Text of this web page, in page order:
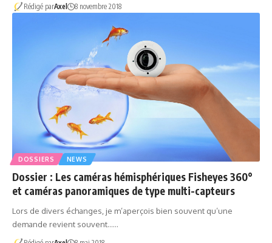
Rédigé parAxel 8 novembre 2018
DOSSIERS NEWS
Dossier : Les caméras hémisphériques Fisheyes 360°
et caméras panoramiques de type multi-capteurs
Lors de divers échanges, je m’aperçois bien souvent qu’une
demande revient souvent……